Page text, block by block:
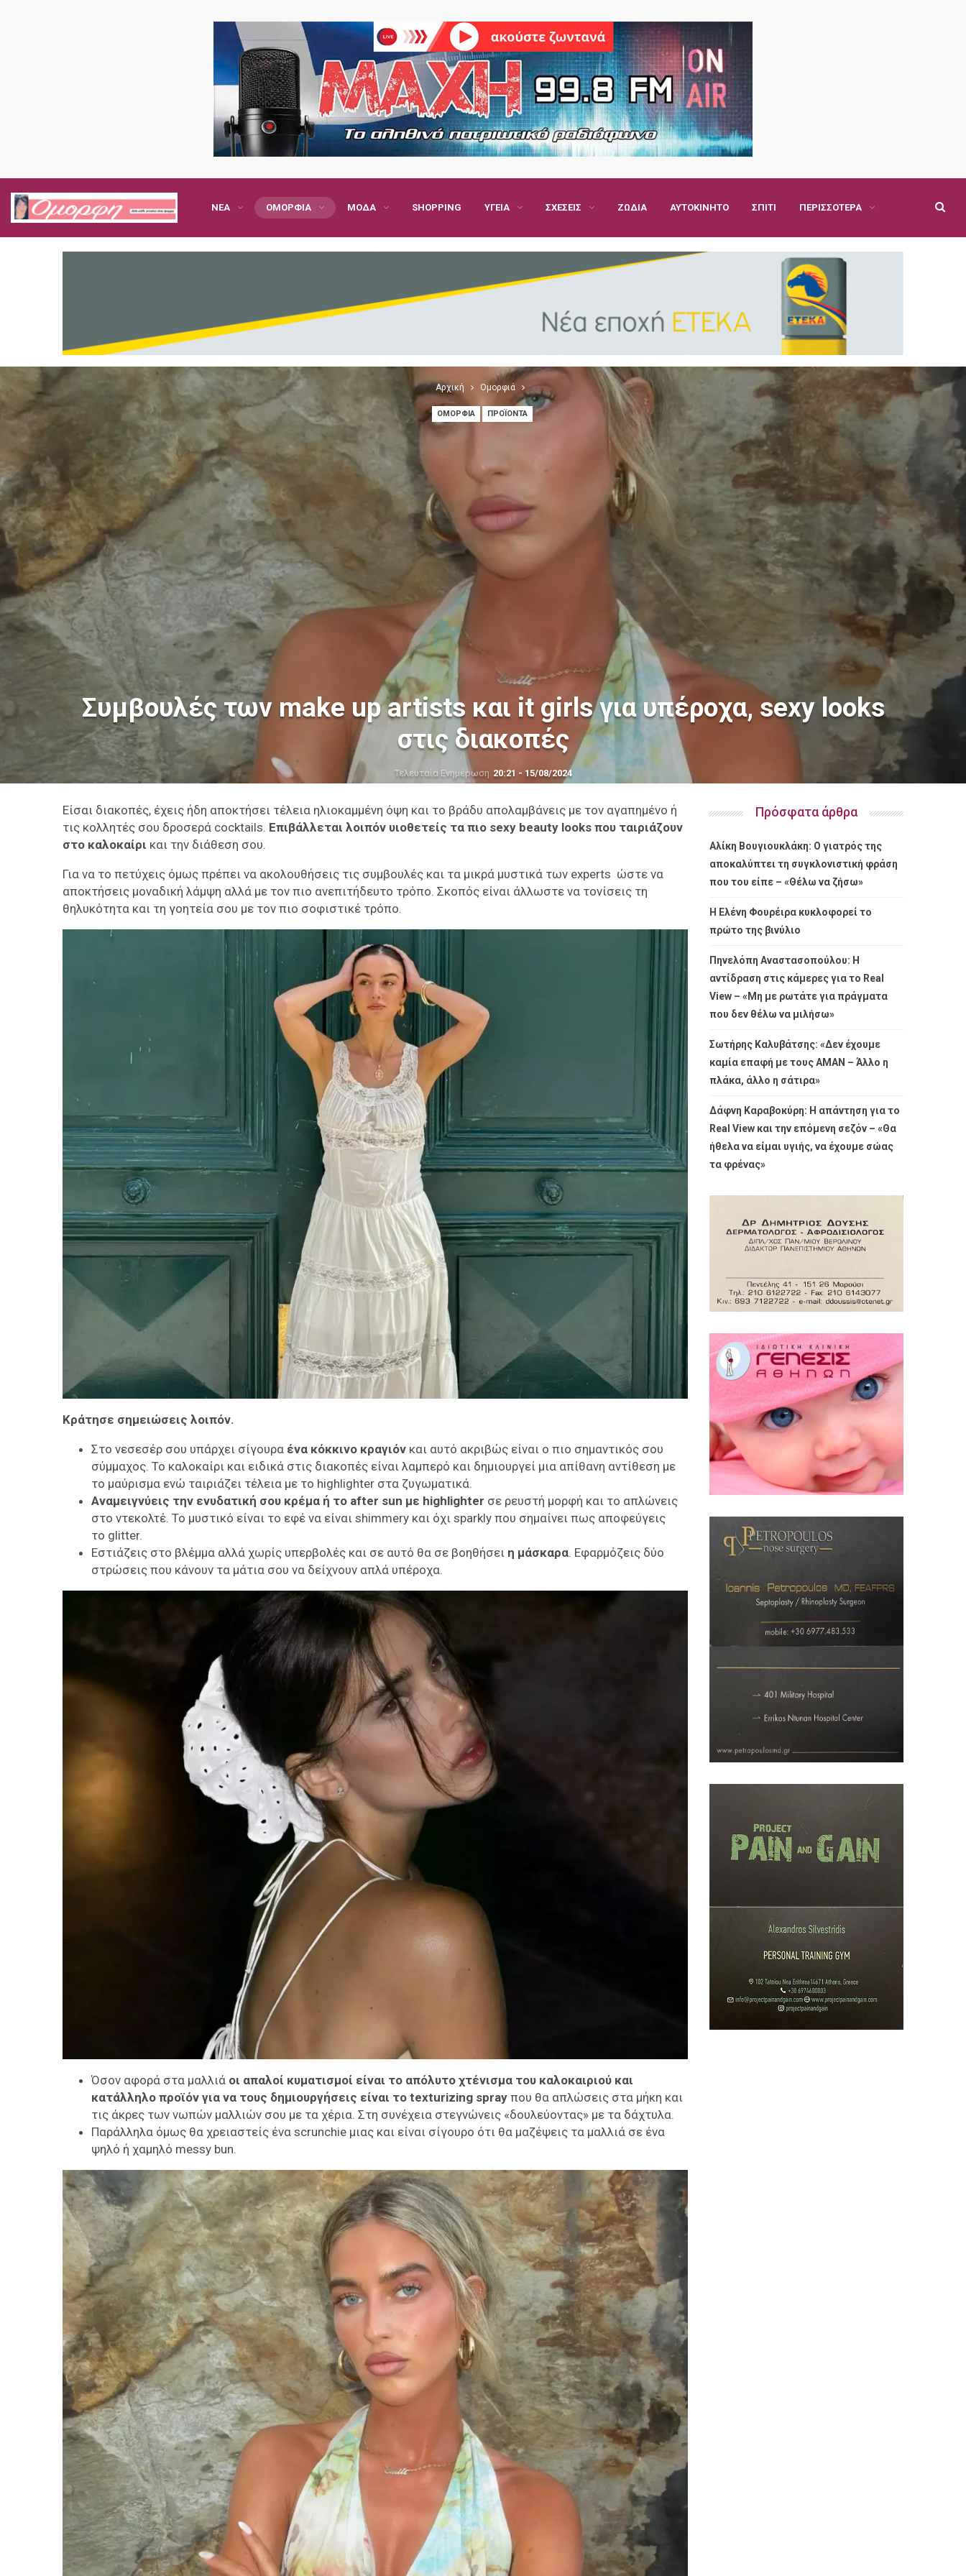
ΝΈΑ ΟΜΟΡΦΙΆ ΜΌΔΑ SHOPPING ΥΓΕΊΑ ΣΧΈΣΕΙΣ ΖΏΔΙΑ ΑΥΤΟΚΊΝΗΤΟ ΣΠΊΤΙ ΠΕΡΙΣΣΌΤΕΡΑ
Αρχική Ομορφιά
ΟΜΟΡΦΙΆ ΠΡΟΪΌΝΤΑ
Συμβουλές των make up artists και it girls για υπέροχα, sexy looks
στις διακοπές
Τελευταία Ενημέρωση 20:21 - 15/08/2024
Eίσαι διακοπές, έχεις ήδη αποκτήσει τέλεια ηλιοκαμμένη όψη και το βράδυ απολαμβάνεις με τον αγαπημένο ή
τις κολλητές σου δροσερά cocktails. Επιβάλλεται λοιπόν υιοθετείς τα πιο sexy beauty looks που ταιριάζουν
στο καλοκαίρι και την διάθεση σου.
Για να το πετύχεις όμως πρέπει να ακολουθήσεις τις συμβουλές και τα μικρά μυστικά των experts ώστε να
αποκτήσεις μοναδική λάμψη αλλά με τον πιο ανεπιτήδευτο τρόπο. Σκοπός είναι άλλωστε να τονίσεις τη
θηλυκότητα και τη γοητεία σου με τον πιο σοφιστικέ τρόπο.
Κράτησε σημειώσεις λοιπόν.
Στο νεσεσέρ σου υπάρχει σίγουρα ένα κόκκινο κραγιόν και αυτό ακριβώς είναι ο πιο σημαντικός σου
σύμμαχος. Το καλοκαίρι και ειδικά στις διακοπές είναι λαμπερό και δημιουργεί μια απίθανη αντίθεση με
το μαύρισμα ενώ ταιριάζει τέλεια με το highlighter στα ζυγωματικά.
Αναμειγνύεις την ενυδατική σου κρέμα ή το after sun με highlighter σε ρευστή μορφή και το απλώνεις
στο ντεκολτέ. Το μυστικό είναι το εφέ να είναι shimmery και όχι sparkly που σημαίνει πως αποφεύγεις
το glitter.
Εστιάζεις στο βλέμμα αλλά χωρίς υπερβολές και σε αυτό θα σε βοηθήσει η μάσκαρα. Εφαρμόζεις δύο
στρώσεις που κάνουν τα μάτια σου να δείχνουν απλά υπέροχα.
Όσον αφορά στα μαλλιά οι απαλοί κυματισμοί είναι το απόλυτο χτένισμα του καλοκαιριού και
κατάλληλο προϊόν για να τους δημιουργήσεις είναι το texturizing spray που θα απλώσεις στα μήκη και
τις άκρες των νωπών μαλλιών σου με τα χέρια. Στη συνέχεια στεγνώνεις «δουλεύοντας» με τα δάχτυλα.
Παράλληλα όμως θα χρειαστείς ένα scrunchie μιας και είναι σίγουρο ότι θα μαζέψεις τα μαλλιά σε ένα
ψηλό ή χαμηλό messy bun.
Πρόσφατα άρθρα
Αλίκη Βουγιουκλάκη: Ο γιατρός της
αποκαλύπτει τη συγκλονιστική φράση
που του είπε – «Θέλω να ζήσω»
Η Ελένη Φουρέιρα κυκλοφορεί το
πρώτο της βινύλιο
Πηνελόπη Αναστασοπούλου: Η
αντίδραση στις κάμερες για το Real
View – «Μη με ρωτάτε για πράγματα
που δεν θέλω να μιλήσω»
Σωτήρης Καλυβάτσης: «Δεν έχουμε
καμία επαφή με τους ΑΜΑΝ – Άλλο η
πλάκα, άλλο η σάτιρα»
Δάφνη Καραβοκύρη: Η απάντηση για το
Real View και την επόμενη σεζόν – «Θα
ήθελα να είμαι υγιής, να έχουμε σώας
τα φρένας»